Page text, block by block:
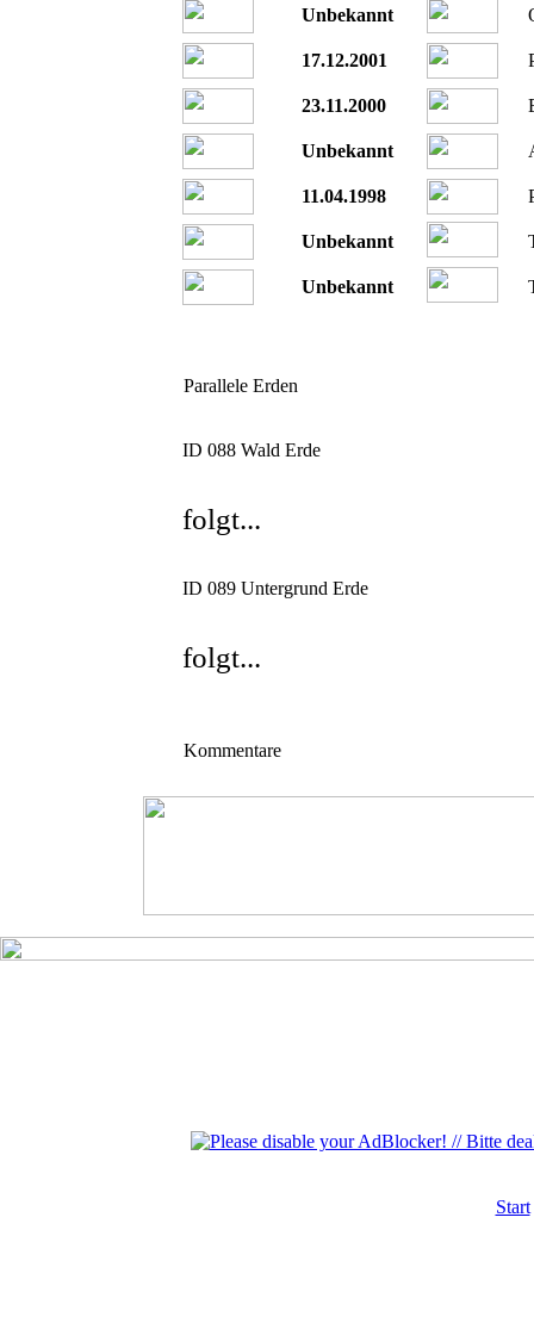
Unbekannt
17.12.2001
23.11.2000
Unbekannt
11.04.1998
Unbekannt
Unbekannt
Parallele Erden
ID 088 Wald Erde
folgt...
ID 089 Untergrund Erde
folgt...
Kommentare
Start